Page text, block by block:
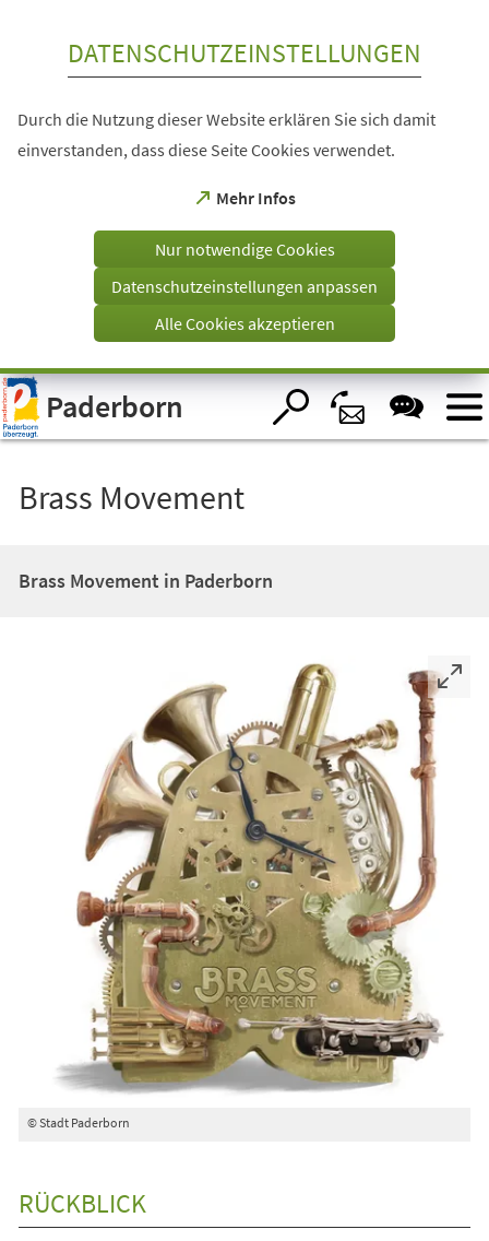
Visuelle
Assistenzsoftware
öffnen.
DATENSCHUTZEINSTELLUNGEN
Durch die Nutzung dieser Website erklären Sie sich damit
einverstanden, dass diese Seite Cookies verwendet.
Mehr Infos
(Öffnet
einem
Tab)
Nur notwendige Cookies
Datenschutzeinstellungen anpassen
Alle Cookies akzeptieren
Paderborn
Brass Movement
Brass Movement in Paderborn
© Stadt Paderborn
RÜCKBLICK